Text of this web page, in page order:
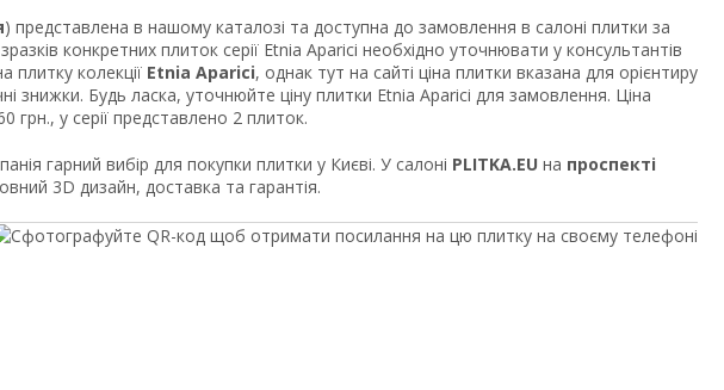
) представлена в нашому каталозі та доступна до замовлення в салоні плитки за
конкретних плиток серії Etnia Aparici необхідно уточнювати у консультантів
колекції Etnia Aparici, однак тут на сайті ціна плитки вказана для орієнтиру
знижки. Будь ласка, уточнюйте ціну плитки Etnia Aparici для замовлення. Ціна
грн., у серії представлено 2 плиток.
гарний вибір для покупки плитки у Києві. У салоні PLITKA.EU на проспекті
3D дизайн, доставка та гарантія.